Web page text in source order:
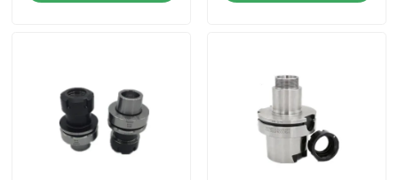
Videos
Over ons